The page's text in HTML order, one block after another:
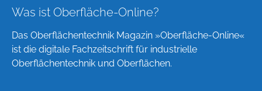
Was ist Oberfläche-Online?
Das Oberflächentechnik Magazin »Oberfläche-Online«
ist die digitale Fachzeitschrift für industrielle
Oberflächentechnik und Oberflächen.